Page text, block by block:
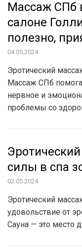
Массаж СПб
салоне
полезно,
04.05.2024
Эротический
Массаж СПб
нервное и
проблемы со
силы в спа
02.05.2024
Эротический
удовольствие от
Сауна — это место